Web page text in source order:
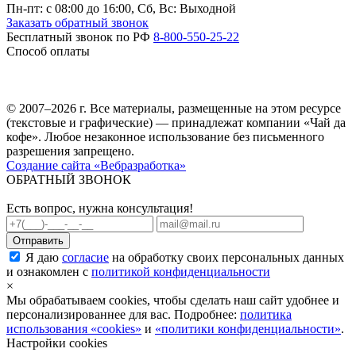
Пн-пт: c 08:00 до 16:00, Сб, Вс: Выходной
Заказать обратный звонок
Бесплатный звонок по РФ 8-800-550-25-22
Способ оплаты
© 2007–2026 г. Все материалы, размещенные на этом ресурсе
(текстовые и графические) — принадлежат компании «Чай да
кофе». Любое незаконное использование без письменного
разрешения запрещено.
Создание сайта «Вебразработка»
ОБРАТНЫЙ ЗВОНОК
Есть вопрос, нужна консультация!
Я даю согласие на обработку своих персональных данных
и ознакомлен с политикой конфиденциальности
×
Мы обрабатываем cookies, чтобы сделать наш сайт удобнее и
персонализированнее для вас. Подробнее: политика
использования «cookies» и «политики конфиденциальности».
Настройки cookies